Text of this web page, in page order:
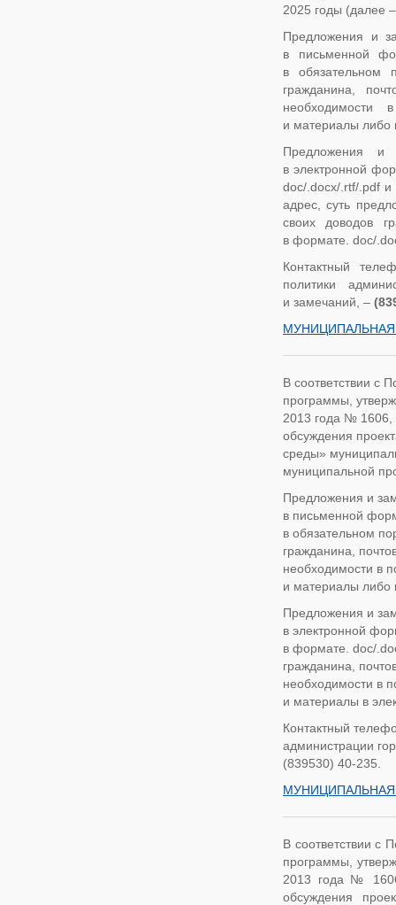
2025 годы (далее
Предложения и
в письменной
в обязательном
гражданина,
необходимости
и материалы либо
Предложения и
в электронной
doc/.docx/.rtf/.pdf
адрес, суть
своих доводов
в формате. doc/
Контактный
политики
и замечаний, –
В соответствии с
программы,
2013 года № 1606,
обсуждения
среды»
муниципальной
Предложения и
в письменной
в обязательном
гражданина,
необходимости в
и материалы либо
Предложения и
в электронной
в формате. doc/
гражданина,
необходимости в
и материалы в
Контактный
администрации
(839530) 40-235.
В соответствии с
программы,
2013 года №
обсуждения